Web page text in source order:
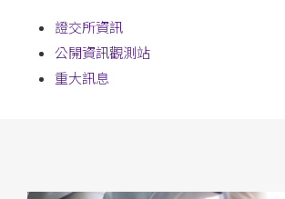
證交所資訊
公開資訊觀測站
重大訊息